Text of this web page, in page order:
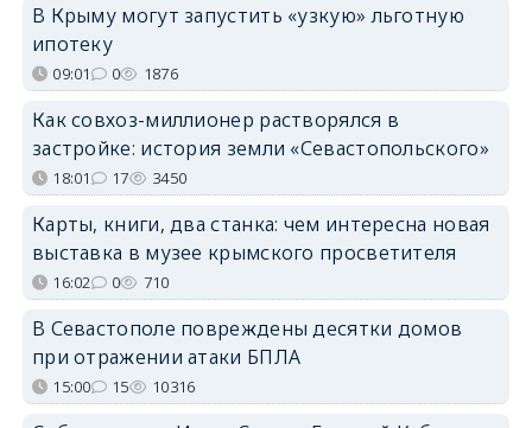
В Крыму могут запустить «узкую» льготную
ипотеку
09:01 0 1876
Как совхоз-миллионер растворялся в
застройке: история земли «Севастопольского»
18:01 17 3450
Карты, книги, два станка: чем интересна новая
выставка в музее крымского просветителя
16:02 0 710
В Севастополе повреждены десятки домов
при отражении атаки БПЛА
15:00 15 10316